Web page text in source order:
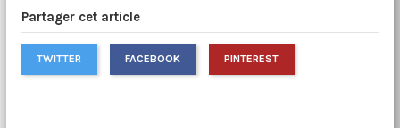
Partager cet article
TWITTER FACEBOOK PINTEREST